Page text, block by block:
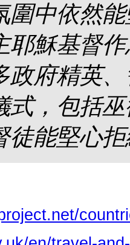
圍中依然
耶穌基督
政府精英
式，包括
徒能堅心